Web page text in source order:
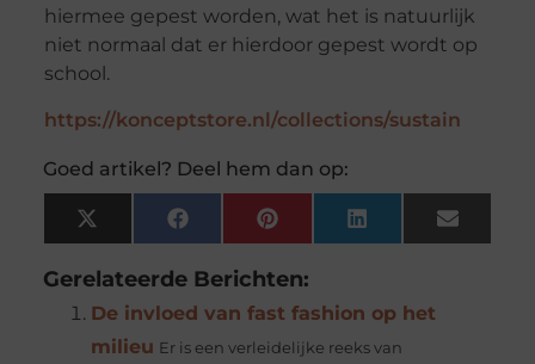
hiermee gepest worden, wat het is natuurlijk
niet normaal dat er hierdoor gepest wordt op
school.
https://konceptstore.nl/collections/sustain
Goed artikel? Deel hem dan op:
X
(Twitter)
FacebookPinterest LinkedIn Email
Gerelateerde Berichten:
De invloed van fast fashion op het
milieu Er is een verleidelijke reeks van